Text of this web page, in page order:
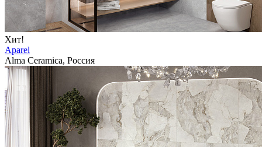
Хит!
Aparel
Alma Ceramica, Россия